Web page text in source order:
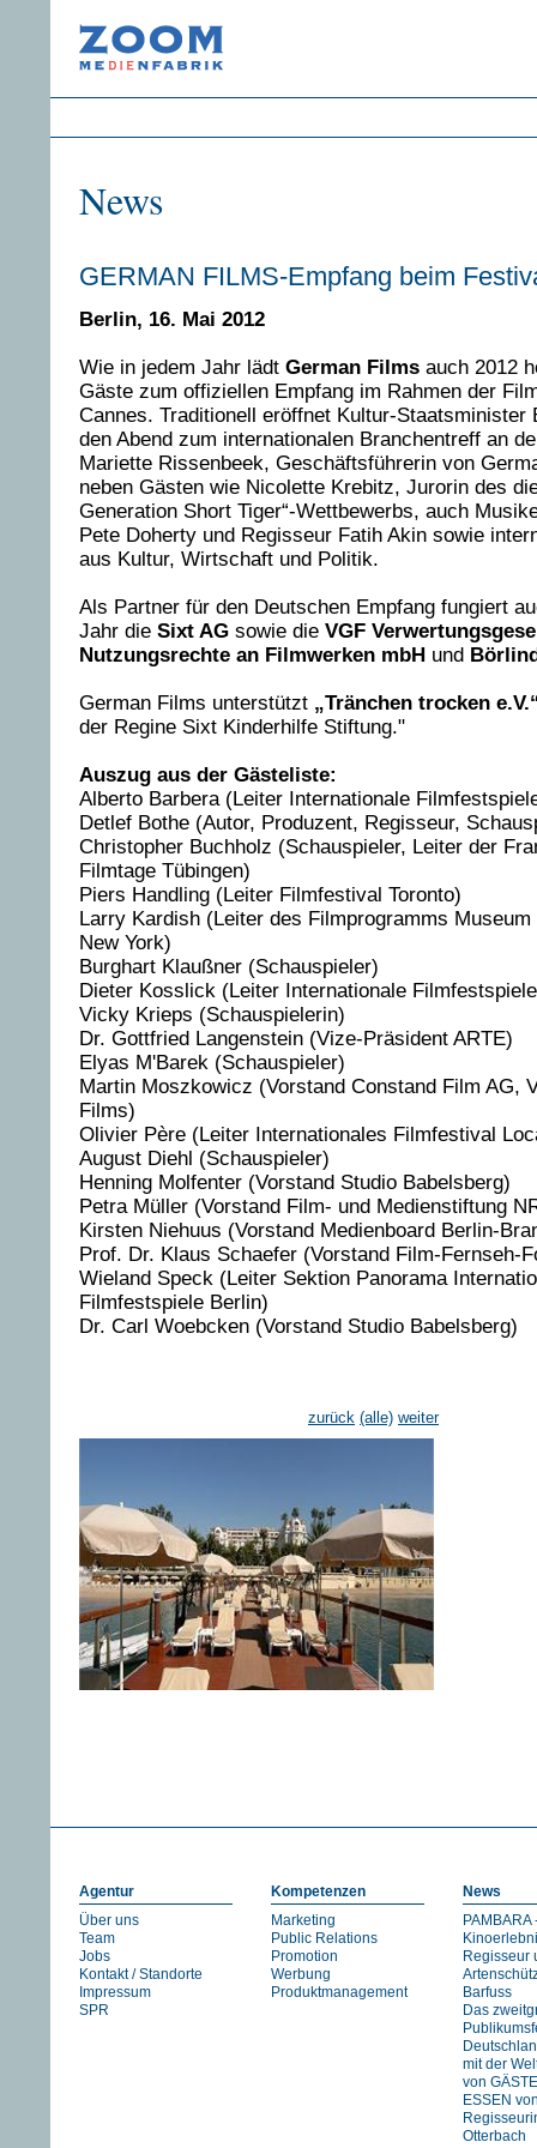
News
GERMAN FILMS-Empfang beim
Berlin, 16. Mai 2012
Wie in jedem Jahr lädt German Films auch 2012
Gäste zum offiziellen Empfang im Rahmen der
Cannes. Traditionell eröffnet Kultur-Staatsminister
den Abend zum internationalen Branchentreff an
Mariette Rissenbeek, Geschäftsführerin von
neben Gästen wie Nicolette Krebitz, Jurorin des
Generation Short Tiger“-Wettbewerbs, auch
Pete Doherty und Regisseur Fatih Akin sowie
aus Kultur, Wirtschaft und Politik.
Als Partner für den Deutschen Empfang fungiert
Jahr die Sixt AG sowie die VGF
Nutzungsrechte an Filmwerken mbH und
German Films unterstützt „Tränchen trocken
der Regine Sixt Kinderhilfe Stiftung."
Auszug aus der Gästeliste:
Alberto Barbera (Leiter Internationale
Detlef Bothe (Autor, Produzent, Regisseur,
Christopher Buchholz (Schauspieler, Leiter der
Filmtage Tübingen)
Piers Handling (Leiter Filmfestival Toronto)
Larry Kardish (Leiter des Filmprogramms Museum
New York)
Burghart Klaußner (Schauspieler)
Dieter Kosslick (Leiter Internationale
Vicky Krieps (Schauspielerin)
Dr. Gottfried Langenstein (Vize-Präsident ARTE)
Elyas M'Barek (Schauspieler)
Martin Moszkowicz (Vorstand Constand Film AG,
Films)
Olivier Père (Leiter Internationales Filmfestival
August Diehl (Schauspieler)
Henning Molfenter (Vorstand Studio Babelsberg)
Petra Müller (Vorstand Film- und Medienstiftung
Kirsten Niehuus (Vorstand Medienboard Berlin-
Prof. Dr. Klaus Schaefer (Vorstand Film-Fernseh-
Wieland Speck (Leiter Sektion Panorama
Filmfestspiele Berlin)
Dr. Carl Woebcken (Vorstand Studio Babelsberg)
zurück (alle) weiter
Agentur
Über uns
Team
Jobs
Kontakt / Standorte
Impressum
SPR
Kompetenzen
Marketing
Public Relations
Promotion
Werbung
Produktmanagement
News
Regisseur
Barfuss
Das
mit der
von
ESSEN
Otterbach